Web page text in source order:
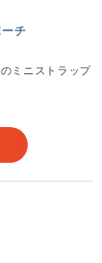
チ
ミニストラップ